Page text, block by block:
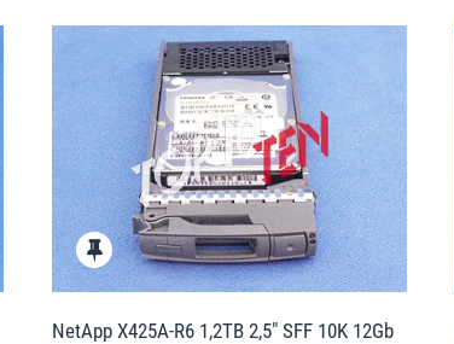
NetApp X425A-R6 1,2TB 2,5" SFF 10K 12Gb